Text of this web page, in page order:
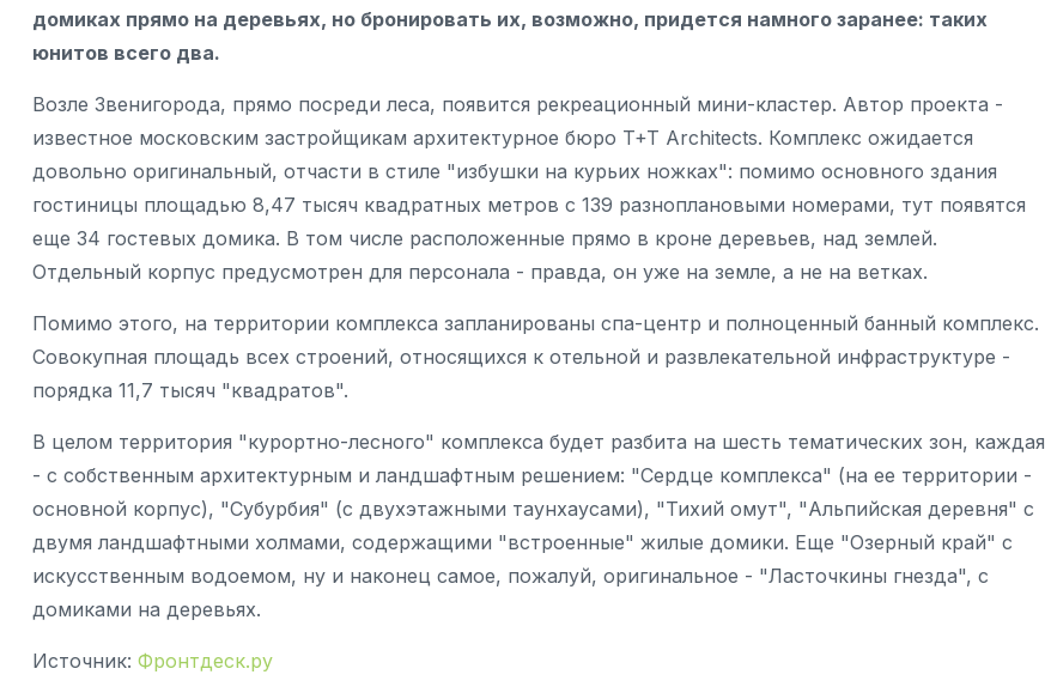
домиках прямо на деревьях, но бронировать их, возможно, придется намного заранее: таких
юнитов всего два.
Возле Звенигорода, прямо посреди леса, появится рекреационный мини-кластер. Автор проекта -
известное московским застройщикам архитектурное бюро T+T Architects. Комплекс ожидается
довольно оригинальный, отчасти в стиле "избушки на курьих ножках": помимо основного здания
гостиницы площадью 8,47 тысяч квадратных метров с 139 разноплановыми номерами, тут появятся
еще 34 гостевых домика. В том числе расположенные прямо в кроне деревьев, над землей.
Отдельный корпус предусмотрен для персонала - правда, он уже на земле, а не на ветках.
Помимо этого, на территории комплекса запланированы спа-центр и полноценный банный комплекс.
Совокупная площадь всех строений, относящихся к отельной и развлекательной инфраструктуре -
порядка 11,7 тысяч "квадратов".
В целом территория "курортно-лесного" комплекса будет разбита на шесть тематических зон, каждая
- с собственным архитектурным и ландшафтным решением: "Сердце комплекса" (на ее территории -
основной корпус), "Субурбия" (с двухэтажными таунхаусами), "Тихий омут", "Альпийская деревня" с
двумя ландшафтными холмами, содержащими "встроенные" жилые домики. Еще "Озерный край" с
искусственным водоемом, ну и наконец самое, пожалуй, оригинальное - "Ласточкины гнезда", с
домиками на деревьях.
Источник: Фронтдеск.ру